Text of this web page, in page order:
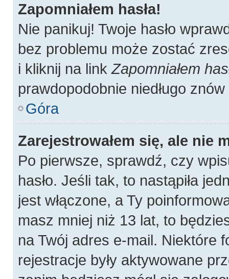
Zapomniałem hasła!
Nie panikuj! Twoje hasło
bez problemu może zostać
i kliknij na linkZapomniałem
prawdopodobnie niedługo
Góra
Zarejestrowałem się, ale nie
Po pierwsze, sprawdź, czy
hasło. Jeśli tak, to nastąpiła
jest włączone, a Ty
masz mniej niż 13 lat, to
na Twój adres e-mail. Niektóre
rejestracje były aktywowane